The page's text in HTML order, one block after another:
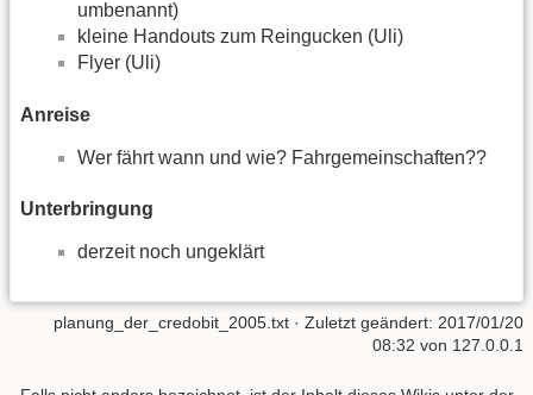
umbenannt)
kleine Handouts zum Reingucken (Uli)
Flyer (Uli)
Anreise
Wer fährt wann und wie? Fahrgemeinschaften??
Unterbringung
derzeit noch ungeklärt
planung_der_credobit_2005.txt · Zuletzt geändert: 2017/01/20
08:32 von 127.0.0.1